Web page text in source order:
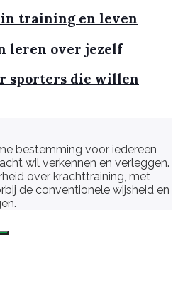
training en leven
leren over jezelf
sporters die willen
bestemming voor iedereen
wil verkennen en verleggen.
over krachttraining, met
de conventionele wijsheid en